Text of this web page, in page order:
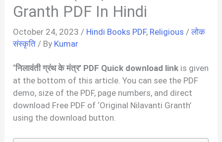
Granth PDF In Hindi
October 24, 2023 / Hindi Books PDF, Religious /लोक
संस्कृति / By Kumar
‘निलावंती ग्रंथ के मंत्र’ PDF Quick download link is given
at the bottom of this article. You can see the PDF
demo, size of the PDF, page numbers, and direct
download Free PDF of ‘Original Nilavanti Granth’
using the download button.